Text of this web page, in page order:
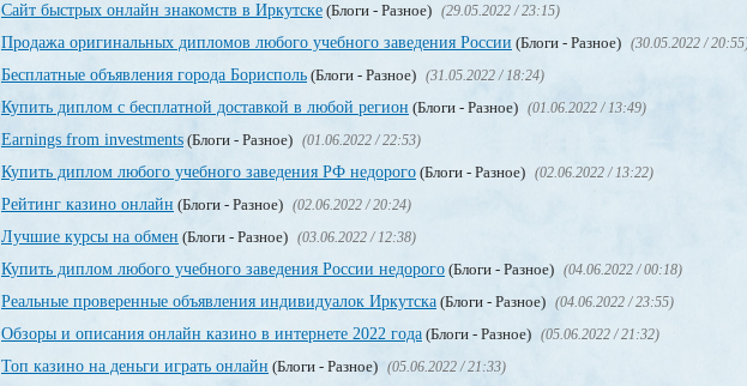
Сайт быстрых онлайн знакомств в Иркутске (Блоги - Разное) (29.05.2022 / 23:15)
Продажа оригинальных дипломов любого учебного заведения России (Блоги - Разное) (30.05.2022 /
Бесплатные объявления города Борисполь (Блоги - Разное) (31.05.2022 / 18:24)
Купить диплом с бесплатной доставкой в любой регион (Блоги - Разное) (01.06.2022 / 13:49)
Earnings from investments (Блоги - Разное) (01.06.2022 / 22:53)
Купить диплом любого учебного заведения РФ недорого (Блоги - Разное) (02.06.2022 / 13:22)
Рейтинг казино онлайн (Блоги - Разное) (02.06.2022 / 20:24)
Лучшие курсы на обмен (Блоги - Разное) (03.06.2022 / 12:38)
Купить диплом любого учебного заведения России недорого (Блоги - Разное) (04.06.2022 / 00:18)
Реальные проверенные объявления индивидуалок Иркутска (Блоги - Разное) (04.06.2022 / 23:55)
Обзоры и описания онлайн казино в интернете 2022 года (Блоги - Разное) (05.06.2022 / 21:32)
Топ казино на деньги играть онлайн (Блоги - Разное) (05.06.2022 / 21:33)